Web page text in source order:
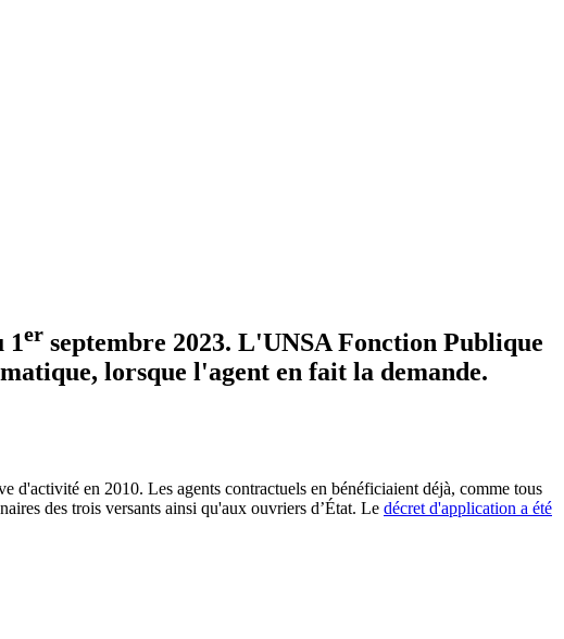
1er septembre 2023. L'UNSA Fonction Publique
lorsque l'agent en fait la demande.
d'activité en 2010. Les agents contractuels en bénéficiaient déjà, comme tous
des trois versants ainsi qu'aux ouvriers d’État. Le décret d'application a été